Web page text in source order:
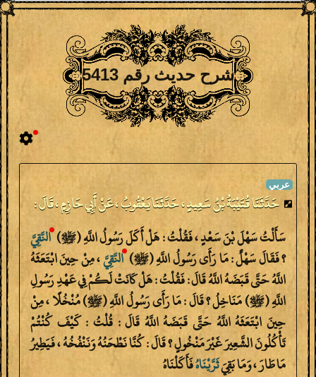
شرح حديث رقم 5413
حَدَّثَنَا قُتَيْبَةُ بْنُ سَعِيدٍ ، حَدَّثَنَا يَعْقُوبُ ، عَنْ أَبِي حَازِمٍ ، قَالَ :
سَأَلْتُ سَهْلَ بْنَ سَعْدٍ ، فَقُلْتُ : هَلْ أَكَلَ رَسُولُ اللَّهِ (ﷺ)النَّقِيَّ
؟ فَقَالَ سَهْلٌ : مَا رَأَى رَسُولُ اللَّهِ (ﷺ)النَّقِيَّ، مِنْ حِينَ ابْتَعَثَهُ
اللَّهُ حَتَّى قَبَضَهُ اللَّهُ قَالَ : فَقُلْتُ : هَلْ كَانَتْ لَكُمْ فِي عَهْدِ رَسُولِ
اللَّهِ (ﷺ) مَنَاخِلُ ؟ قَالَ : مَا رَأَى رَسُولُ اللَّهِ (ﷺ) مُنْخُلًا ، مِنْ
حِينَ ابْتَعَثَهُ اللَّهُ حَتَّى قَبَضَهُ اللَّهُ قَالَ : قُلْتُ : كَيْفَ كُنْتُمْ
تَأْكُلُونَ الشَّعِيرَ غَيْرَ مَنْخُولٍ ؟ قَالَ : كُنَّا نَطْحَنُهُ وَنَنْفُخُهُ ، فَيَطِيرُ
مَا طَارَ ، وَمَا بَقِيَثَرَّيْنَاهُفَأَكَلْنَاهُ